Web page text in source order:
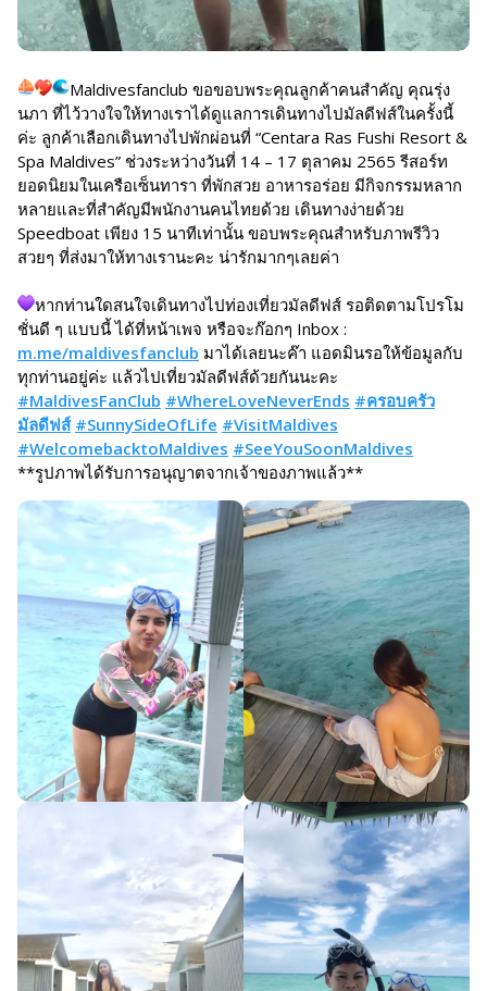
Maldivesfanclub ขอขอบพระคุณลูกค้าคนสำคัญ คุณรุ่ง
นภา ที่ไว้วางใจให้ทางเราได้ดูแลการเดินทางไปมัลดีฟส์ในครั้งนี้
ค่ะ ลูกค้าเลือกเดินทางไปพักผ่อนที่ “Centara Ras Fushi Resort &
Spa Maldives” ช่วงระหว่างวันที่ 14 – 17 ตุลาคม 2565 รีสอร์ท
ยอดนิยมในเครือเซ็นทารา ที่พักสวย อาหารอร่อย มีกิจกรรมหลาก
หลายและที่สำคัญมีพนักงานคนไทยด้วย เดินทางง่ายด้วย
Speedboat เพียง 15 นาทีเท่านั้น ขอบพระคุณสำหรับภาพรีวิว
สวยๆ ที่ส่งมาให้ทางเรานะคะ น่ารักมากๆเลยค่า
หากท่านใดสนใจเดินทางไปท่องเที่ยวมัลดีฟส์ รอติดตามโปรโม
ชั่นดี ๆ แบบนี้ ได้ที่หน้าเพจ หรือจะก๊อกๆ Inbox :
m.me/maldivesfanclub มาได้เลยนะค๊า แอดมินรอให้ข้อมูลกับ
ทุกท่านอยู่ค่ะ แล้วไปเที่ยวมัลดีฟส์ด้วยกันนะคะ
#MaldivesFanClub #WhereLoveNeverEnds #ครอบครัว
มัลดีฟส์ #SunnySideOfLife #VisitMaldives
#WelcomebacktoMaldives #SeeYouSoonMaldives
**รูปภาพได้รับการอนุญาตจากเจ้าของภาพแล้ว**